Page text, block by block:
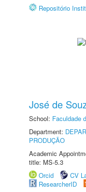
Repositório
José de
School: Faculdade
Department:
PRODUÇÃO
Academic
title: MS-5.3
Orcid
CV
ResearcherID